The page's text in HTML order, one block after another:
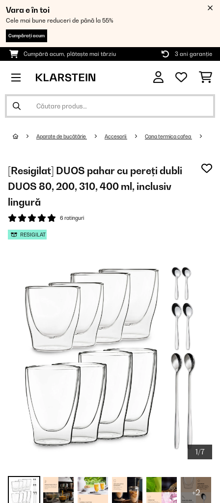
Vara e în toi
Cele mai bune reduceri de până la 55%
Cumpărați acum
Cumpără acum, plătește mai târziu 3 ani garanție
Aparate de bucătărie Accesorii Cana termica cafea
[Resigilat] DUOS pahar cu pereți dubli
DUOS 80, 200, 310, 400 ml, inclusiv
lingură
6 ratinguri
RESIGILAT
1/7
+2